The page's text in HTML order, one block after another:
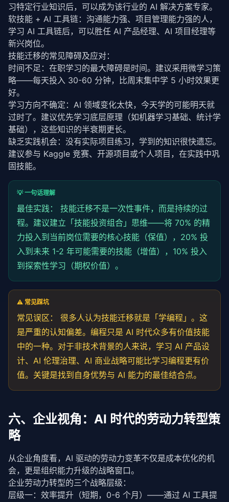
习特定行业知识后，可以成为该行业的 AI 解决方案专家。
软技能 + AI 工具链：沟通能力强、项目管理能力强的人，
学习 AI 工具链后，可以胜任 AI 产品经理、AI 项目经理等
新兴岗位。
技能迁移的常见障碍及应对：
时间不足：在职学习的最大障碍是时间。建议采用微学习策
略——每天投入 30-60 分钟，比周末集中学 5 小时效果更
好。
学习方向不确定：AI 领域变化太快，今天学的可能明天就
过时了。建议优先学习底层原理（如机器学习基础、统计学
基础），这些知识的半衰期更长。
缺乏实践机会：没有实际项目练习，学到的知识很快遗忘。
建议参与 Kaggle 竞赛、开源项目或个人项目，在实践中巩
固技能。
💡 一句话理解
最佳实践： 技能迁移不是一次性事件，而是持续的过
程。建议建立「技能投资组合」思维——将 70% 的精
力投入到当前岗位需要的核心技能（保值），20% 投
入到未来 1-2 年可能需要的技能（增值），10% 投入
到探索性学习（期权价值）。
⚠️ 常见踩坑
常见误区： 很多人认为技能迁移就是「学编程」。这
是严重的认知偏差。编程只是 AI 时代众多有价值技能
中的一种。对于非技术背景的人来说，学习 AI 产品设
计、AI 伦理治理、AI 商业战略可能比学习编程更有价
值。关键是找到自身优势与 AI 能力的最佳结合点。
六、企业视角：AI 时代的劳动力转型策
略
从企业角度看，AI 驱动的劳动力变革不仅是成本优化的机
会，更是组织能力升级的战略窗口。
企业劳动力转型的三个战略层级：
层级一：效率提升（短期，0-6 个月）——通过 AI 工具提